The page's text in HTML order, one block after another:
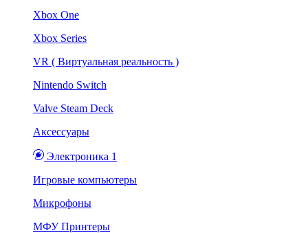
Xbox One
Xbox Series
VR ( Виртуальная реальность )
Nintendo Switch
Valve Steam Deck
Аксессуары
Электроника 1
Игровые компьютеры
Микрофоны
МФУ Принтеры